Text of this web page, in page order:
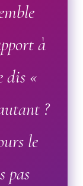
à
«
?
le
pas